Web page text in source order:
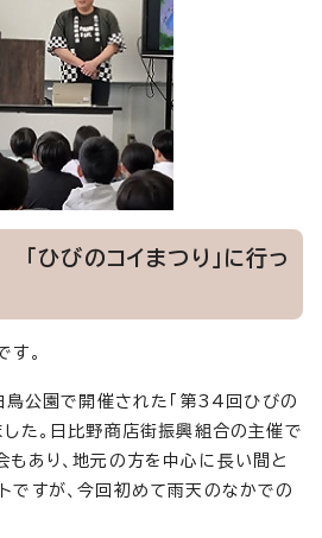
ひびのコイまつり」に行っ
す。
鳥公園で開催された「第34回ひびの
した。日比野商店街振興組合の主催で
もあり、地元の方を中心に長い間と
ですが、今回初めて雨天のなかでの